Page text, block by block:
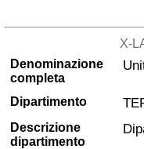
X-
Denominazione
completa
Dipartimento
Descrizione
dipartimento